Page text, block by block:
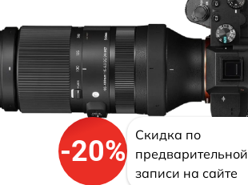
-20%
Скидка по
предварительной
записи на сайте